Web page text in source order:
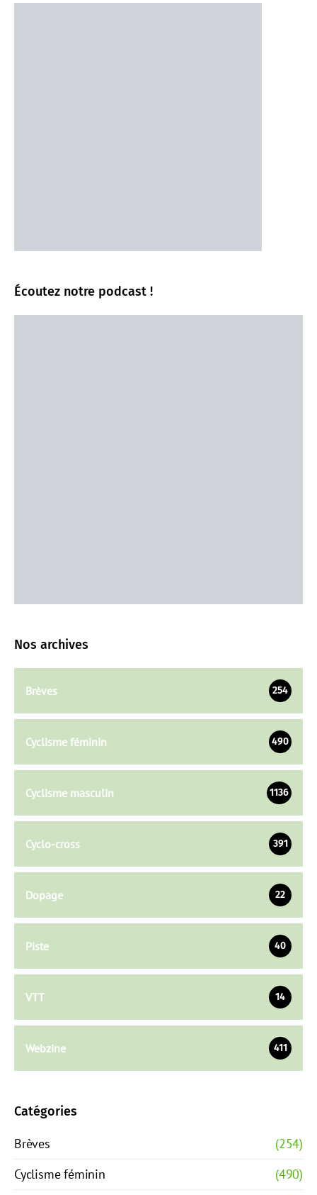
Écoutez notre podcast !
Nos archives
Brèves 254
Cyclisme féminin 490
Cyclisme masculin 1136
Cyclo-cross 391
Dopage 22
Piste 40
VTT 14
Webzine 411
Catégories
Brèves
(254)
Cyclisme féminin
(490)